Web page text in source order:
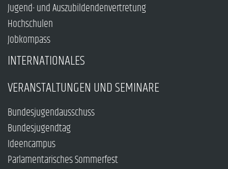
Jugend- und Auszubildendenvertretung
Hochschulen
Jobkompass
INTERNATIONALES
VERANSTALTUNGEN UND SEMINARE
Bundesjugendausschuss
Bundesjugendtag
Ideencampus
Parlamentarisches Sommerfest